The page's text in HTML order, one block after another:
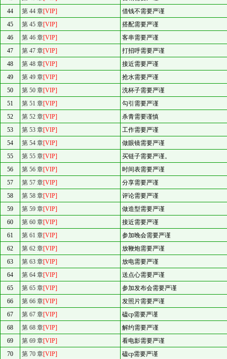
44
第 44 章[VIP]
借钱不需要严谨
45
第 45 章[VIP]
搭配需要严谨
46
第 46 章[VIP]
客串需要严谨
47
第 47 章[VIP]
打招呼需要严谨
48
第 48 章[VIP]
接近需要严谨
49
第 49 章[VIP]
抢水需要严谨
50
第 50 章[VIP]
洗杯子需要严谨
51
第 51 章[VIP]
勾引需要严谨
52
第 52 章[VIP]
杀青需要谨慎
53
第 53 章[VIP]
工作需要严谨
54
第 54 章[VIP]
做眼镜需要严谨
55
第 55 章[VIP]
买链子需要严谨。
56
第 56 章[VIP]
时间表需要严谨
57
第 57 章[VIP]
分享需要严谨
58
第 58 章[VIP]
评论需要严谨
59
第 59 章[VIP]
做造型需要严谨
60
第 60 章[VIP]
接近需要严谨
61
第 61 章[VIP]
参加晚会需要严谨
62
第 62 章[VIP]
放鞭炮需要严谨
63
第 63 章[VIP]
放电需要严谨
64
第 64 章[VIP]
送点心需要严谨
65
第 65 章[VIP]
参加发布会需要严谨
66
第 66 章[VIP]
发照片需要严谨
67
第 67 章[VIP]
磕cp需要严谨
68
第 68 章[VIP]
解约需要严谨
69
第 69 章[VIP]
看电影需要严谨
70
第 70 章[VIP]
磕cp需要严谨